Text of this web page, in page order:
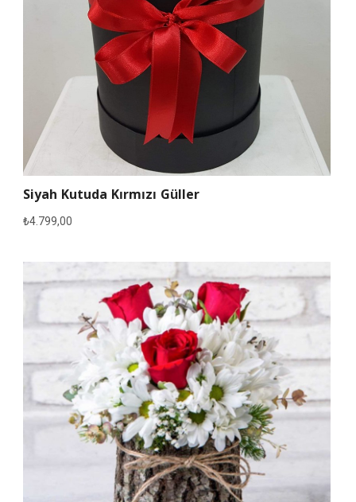
Siyah Kutuda Kırmızı Güller
₺4.799,00